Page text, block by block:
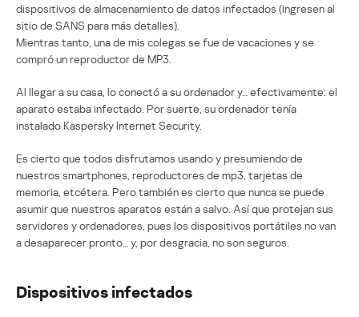
dispositivos de almacenamiento de datos infectados (ingresen al
sitio de SANS para más detalles).
Mientras tanto, una de mis colegas se fue de vacaciones y se
compró un reproductor de MP3.
Al llegar a su casa, lo conectó a su ordenador y… efectivamente: el
aparato estaba infectado. Por suerte, su ordenador tenía
instalado Kaspersky Internet Security.
Es cierto que todos disfrutamos usando y presumiendo de
nuestros smartphones, reproductores de mp3, tarjetas de
memoria, etcétera. Pero también es cierto que nunca se puede
asumir que nuestros aparatos están a salvo. Así que protejan sus
servidores y ordenadores, pues los dispositivos portátiles no van
a desaparecer pronto… y, por desgracia, no son seguros.
Dispositivos infectados